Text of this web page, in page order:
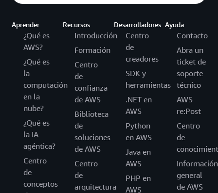
Aprender
¿Qué es
AWS?
¿Qué es
la
computación
en la
nube?
¿Qué es
la IA
agéntica?
Centro
de
conceptos
Recursos
Introducción
Formación
Centro
de
confianza
de AWS
Biblioteca
de
soluciones
de AWS
Centro
de
arquitectura
Desarrolladores
Centro
de
creadores
SDK y
herramientas
.NET en
AWS
Python
en AWS
Java en
AWS
PHP en
AWS
Ayuda
Contacto
Abra un
ticket de
soporte
técnico
AWS
re:Post
Centro
de
Información
general
de AWS